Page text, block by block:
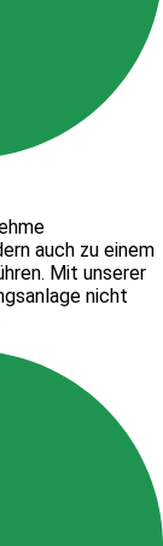
auch zu einem
Mit unserer
nicht